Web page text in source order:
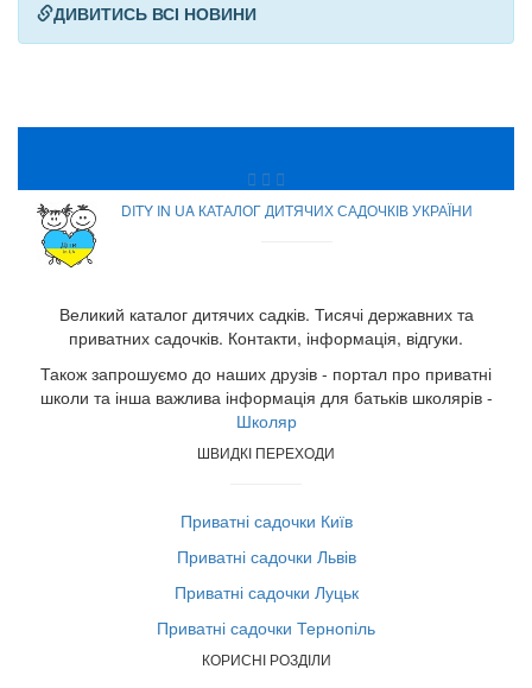
ДИВИТИСЬ ВСІ НОВИНИ
DITY IN UA КАТАЛОГ ДИТЯЧИХ САДОЧКІВ УКРАЇНИ
Великий каталог дитячих садків. Тисячі державних та
приватних садочків. Контакти, інформація, відгуки.
Також запрошуємо до наших друзів - портал про приватні
школи та інша важлива інформація для батьків школярів -
Школяр
ШВИДКІ ПЕРЕХОДИ
Приватні садочки Київ
Приватні садочки Львів
Приватні садочки Луцьк
Приватні садочки Тернопіль
КОРИСНІ РОЗДІЛИ